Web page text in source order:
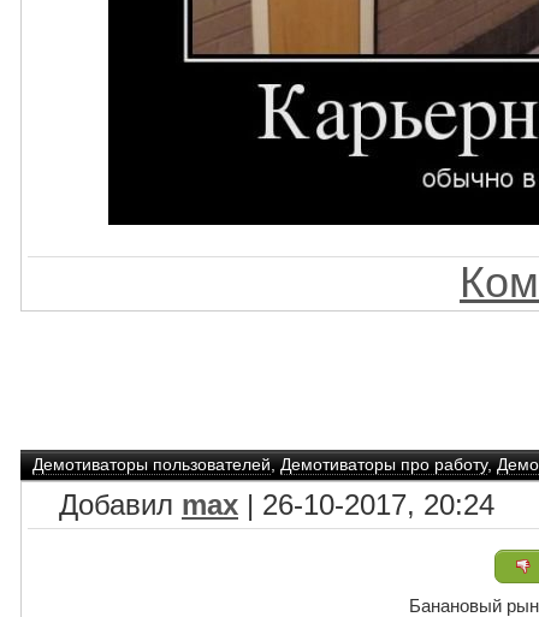
Демотиваторы пользователей,Демотиваторы про работу,
Добавил max | 26-10-2017, 20:24
Банановый